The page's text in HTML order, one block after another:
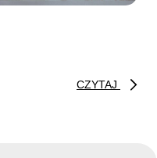
CZYTAJ